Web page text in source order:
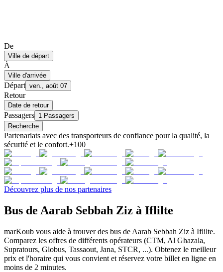
De
Ville de départ
À
Ville d'arrivée
Départ ven., août 07
Retour
Date de retour
Passagers 1 Passagers
Recherche
Partenariats avec des transporteurs de confiance pour la qualité, la
sécurité et le confort.+100
Découvrez plus de nos partenaires
Bus de Aarab Sebbah Ziz à Iflilte
marKoub vous aide à trouver des bus de Aarab Sebbah Ziz à Iflilte.
Comparez les offres de différents opérateurs (CTM, Al Ghazala,
Supratours, Globus, Tassaout, Jana, STCR, ...). Obtenez le meilleur
prix et l'horaire qui vous convient et réservez votre billet en ligne en
moins de 2 minutes.